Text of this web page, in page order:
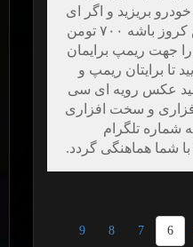
بریزید و اگر ای
سی یو خودروتان زیمنس کروز باشه ۷۰۰ تومن
جهت ریمپ برایمان
تا برایتان ریمپ و
عکس رویه ای سی
و سخت افزاری
شماره تلگرام
6
7
8
9